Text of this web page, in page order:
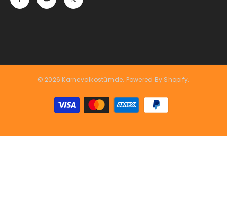
© 2026 Karnevalkostümde. Powered By Shopify.
Zahlungsarten